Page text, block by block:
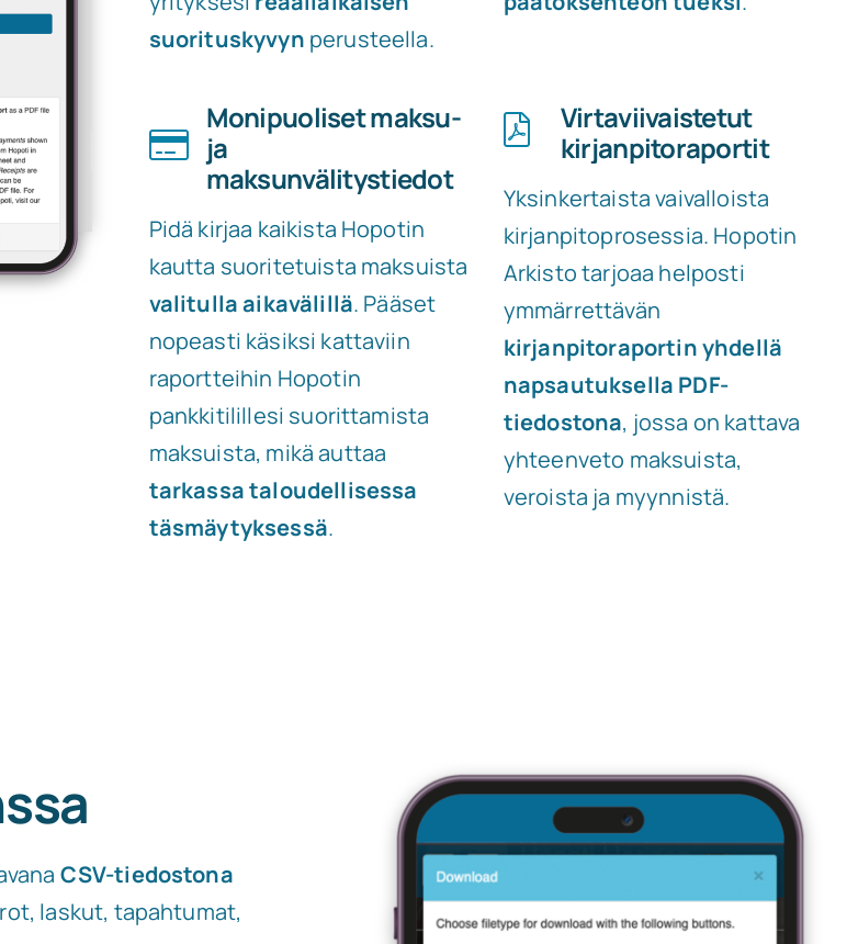
suorituskyvyn perusteella.
Monipuoliset maksu-
ja
maksunvälitystiedot
Pidä kirjaa kaikista Hopotin
kautta suoritetuista maksuista
valitulla aikavälillä. Pääset
nopeasti käsiksi kattaviin
raportteihin Hopotin
pankkitilillesi suorittamista
maksuista, mikä auttaa
tarkassa taloudellisessa
täsmäytyksessä.
Virtaviivaistetut
kirjanpitoraportit
Yksinkertaista vaivalloista
kirjanpitoprosessia. Hopotin
Arkisto tarjoaa helposti
ymmärrettävän
kirjanpitoraportin yhdellä
napsautuksella PDF-
tiedostona, jossa on kattava
yhteenveto maksuista,
veroista ja myynnistä.
CSV-tiedostona
laskut, tapahtumat,